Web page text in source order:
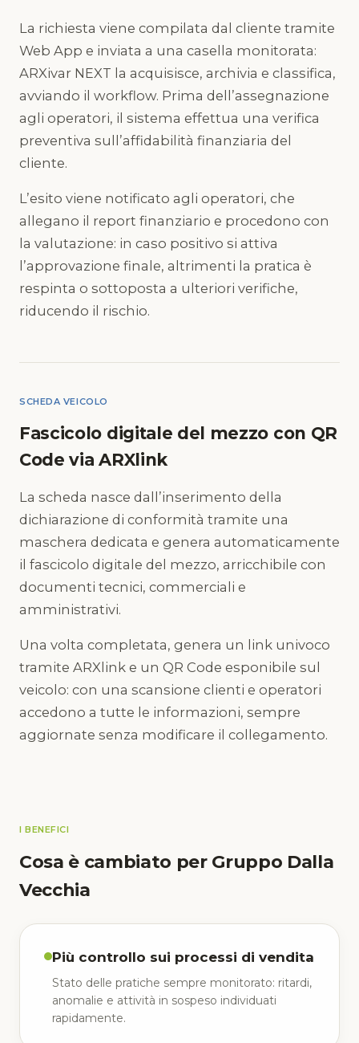
La richiesta viene compilata dal cliente tramite
Web App e inviata a una casella monitorata:
ARXivar NEXT la acquisisce, archivia e classifica,
avviando il workflow. Prima dell’assegnazione
agli operatori, il sistema effettua una verifica
preventiva sull’affidabilità finanziaria del
cliente.
L’esito viene notificato agli operatori, che
allegano il report finanziario e procedono con
la valutazione: in caso positivo si attiva
l’approvazione finale, altrimenti la pratica è
respinta o sottoposta a ulteriori verifiche,
riducendo il rischio.
SCHEDA VEICOLO
Fascicolo digitale del mezzo con QR
Code via ARXlink
La scheda nasce dall’inserimento della
dichiarazione di conformità tramite una
maschera dedicata e genera automaticamente
il fascicolo digitale del mezzo, arricchibile con
documenti tecnici, commerciali e
amministrativi.
Una volta completata, genera un link univoco
tramite ARXlink e un QR Code esponibile sul
veicolo: con una scansione clienti e operatori
accedono a tutte le informazioni, sempre
aggiornate senza modificare il collegamento.
I BENEFICI
Cosa è cambiato per Gruppo Dalla
Vecchia
Più controllo sui processi di vendita
Stato delle pratiche sempre monitorato: ritardi,
anomalie e attività in sospeso individuati
rapidamente.